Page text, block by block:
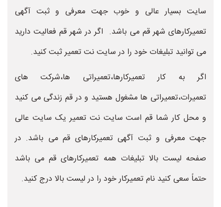
سایت بسیار عالی و خوب جهت معرفی و ثبت آگهی
تعمیرکارهای شهر قم می باشد. اگر در شهر قم فعالیت دارید
می توانید تبلیغات خود را در سایت نت تعمیر ثبت کنید.
اگر به کار تعمیرکارها،تعمیراتی ها،شرکت های
تعمیرات،تعمیراتی ها مشغول هستید و در قم زندگی می کنید
و محل کار شما قم است سایت نت تعمیر یک سایت عالی
جهت معرفی و ثبت آگهی تعمیرکارهای قم می باشد. در
صفحه لیست بالا تبلیغات همه تعمیرکارهای قم می باشد
حتماً سعی کنید نام تعمیرکار خود را در لیست بالا درج کنید.